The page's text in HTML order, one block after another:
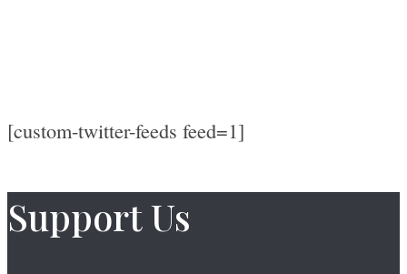
[custom-twitter-feeds feed=1]
Support Us